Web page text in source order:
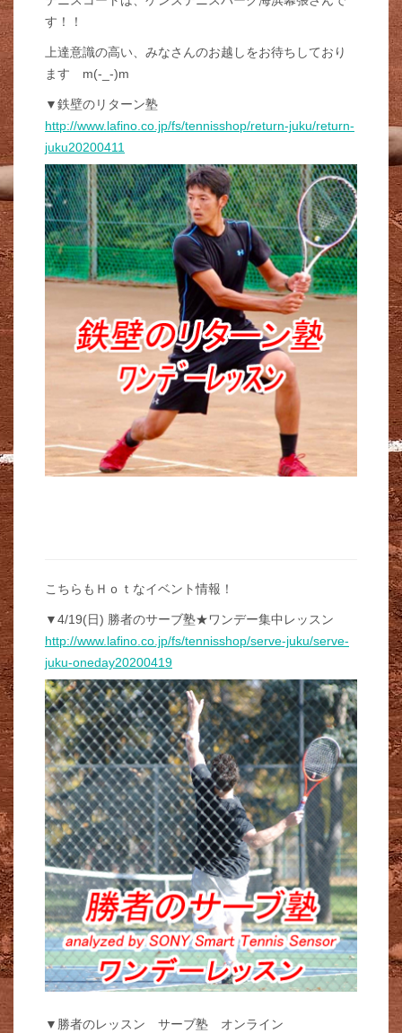
す！！
上達意識の高い、みなさんのお越しをお待ちしており
ます m(-_-)m
▼鉄壁のリターン塾
http://www.lafino.co.jp/fs/tennisshop/return-juku/return-
juku20200411
こちらもＨｏｔなイベント情報！
▼4/19(日) 勝者のサーブ塾★ワンデー集中レッスン
http://www.lafino.co.jp/fs/tennisshop/serve-juku/serve-
juku-oneday20200419
▼勝者のレッスン サーブ塾 オンライン